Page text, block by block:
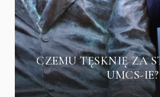
CZEMU TĘSKNIĘ ZA
UMCS-IE?